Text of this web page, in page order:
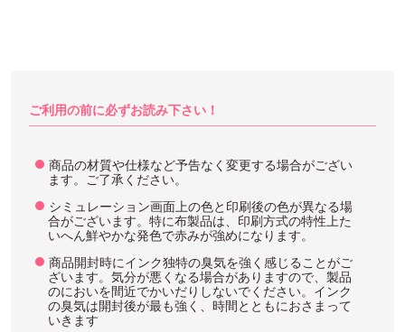
ご利用の前に必ずお読み下さい！
商品の材質や仕様など予告なく変更する場合がござい
ます。ご了承ください。
シミュレーション画面上の色と印刷後の色が異なる場
合がございます。特に布製品は、印刷方式の特性上た
いへん鮮やかな発色で赤みが強めになります。
商品開封時にインク独特の臭気を強く感じることがご
ざいます。気分が悪くなる場合がありますので、製品
のにおいを間近でかいだりしないでください。インク
の臭気は開封後が最も強く、時間とともにおさまって
いきます